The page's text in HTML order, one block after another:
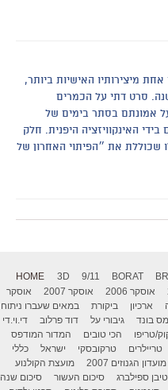
מיצירותיו האישיות ביותר,
סרט דתי על הכמרים
ה-17, ששמרו על אמונתם בסתר בימים של
בידי האינקוויזציה היפנית. חלק
שכוללת את ״הפיתוי האחרון של
HOME 3D 9/11 BORAT
אוסקר 2006 אוסקר 2007
אוסקר
ארכיון ביקורת
במאים שעברו ניתוח
בונד גיבורי על דוד פרלוב
די.וי.די
טריפו הכי טובים
המדור המודפס
טריילרים טרקובסקי ישראל
כללי
מועדון הגנוזים 2007
מועצת הקולנוע
ספילברג סיכום העשור
סיכום שנה